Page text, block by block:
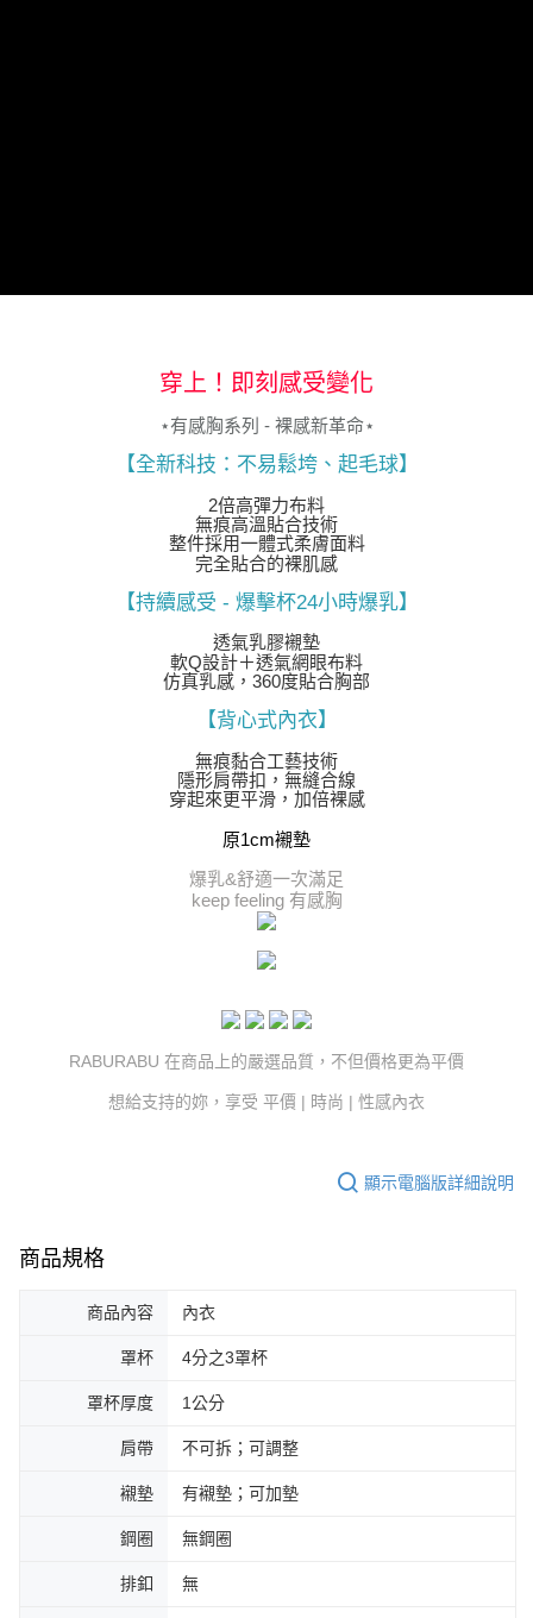
４．使用「AFTEE先享後付」時，將依據個別帳號之用戶狀況，依本公司即
時審查核予不同之上限額度；若仍有額度不足之情形，本公司將視審查結果
５．嚴禁一人註冊多個帳號或使用他人資訊註冊。若發現惡意使用之情形，
恩沛科技股份有限公司將有權停止該用戶之使用額度並採取法律行動。
穿上！即刻感受變化
⋆有感胸系列 - 裸感新革命⋆
【全新科技：不易鬆垮、起毛球】
2倍高彈力布料
無痕高溫貼合技術
整件採用一體式柔膚面料
完全貼合的裸肌感
【持續感受 - 爆擊杯24小時爆乳】
透氣乳膠襯墊
軟Q設計＋透氣網眼布料
仿真乳感，360度貼合胸部
【背心式內衣】
無痕黏合工藝技術
隱形肩帶扣，無縫合線
穿起來更平滑，加倍裸感
原1cm襯墊
爆乳&舒適一次滿足
keep feeling 有感胸
RABURABU 在商品上的嚴選品質，不但價格更為平價
想給支持的妳，享受 平價 | 時尚 | 性感內衣
顯示電腦版詳細說明
商品規格
商品內容 內衣
罩杯 4分之3罩杯
罩杯厚度 1公分
肩帶 不可拆；可調整
襯墊 有襯墊；可加墊
鋼圈 無鋼圈
排釦 無